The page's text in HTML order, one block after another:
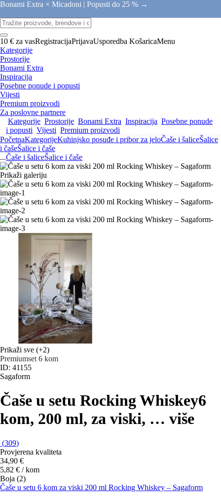
Bonami Extra × Micadoni | Popusti do 25 % →
10 € za vasRegistracijaPrijavaUsporedba KošaricaMenu
Kategorije
Prostorije
Bonami Extra
Inspiracija
Posebne ponude i popusti
Vijesti
Premium proizvodi
Za poslovne partnere
Kategorije Prostorije Bonami Extra Inspiracija Posebne ponude
i popusti Vijesti Premium proizvodi
PočetnaKategorijeKuhinjsko posuđe i pribor za jeloČaše i šaliceŠalice
i čašeŠalice i čaše
...Čaše i šaliceŠalice i čaše
Prikaži galeriju
Prikaži sve (+2)
Premiumset 6 kom
ID: 41155
Sagaform
Čaše u setu Rocking Whiskey6
kom, 200 ml, za viski, … više
(309)
Provjerena kvaliteta
34,90 €
5,82 € / kom
Boja (2)
Čaše u setu 6 kom za viski 200 ml Rocking Whiskey – Sagaform